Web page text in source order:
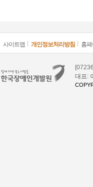
사이트맵 개인정보처리방침 홈
대표: